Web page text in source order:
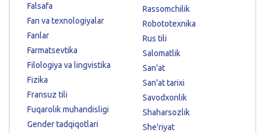
Falsafa
Fan va texnologiyalar
Fanlar
Farmatsevtika
Filologiya va lingvistika
Fizika
Fransuz tili
Fuqarolik muhandisligi
Gender tadqiqotlari
Rassomchilik
Robototexnika
Rus tili
Salomatlik
San'at
San'at tarixi
Savodxonlik
Shaharsozlik
She'riyat